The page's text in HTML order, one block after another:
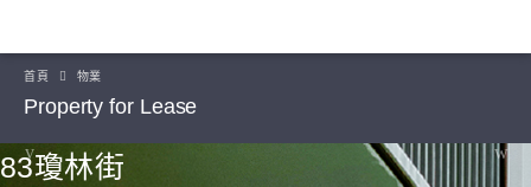
首頁 物業
Property for Lease
83瓊林街